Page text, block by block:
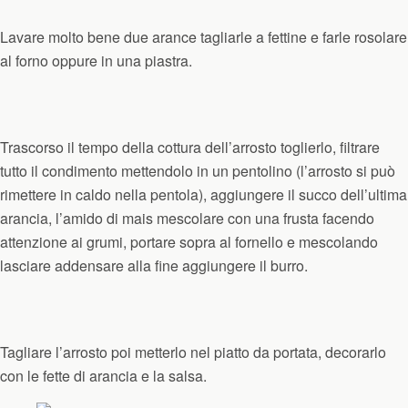
Lavare molto bene due arance tagliarle a fettine e farle rosolare
al forno oppure in una piastra.
Trascorso il tempo della cottura dell’arrosto toglierlo, filtrare
tutto il condimento mettendolo in un pentolino (l’arrosto si può
rimettere in caldo nella pentola), aggiungere il succo dell’ultima
arancia, l’amido di mais mescolare con una frusta facendo
attenzione ai grumi, portare sopra al fornello e mescolando
lasciare addensare alla fine aggiungere il burro.
Tagliare l’arrosto poi metterlo nel piatto da portata, decorarlo
con le fette di arancia e la salsa.